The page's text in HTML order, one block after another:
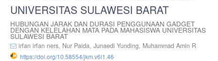
UNIVERSITAS SULAWESI BARAT
HUBUNGAN JARAK DAN DURASI PENGGUNAAN GADGET
DENGAN KELELAHAN MATA PADA MAHASISWA UNIVERSITAS
SULAWESI BARAT
irfan irfan ners, Nur Paida, Junaedi Yunding, Muhammad Amin R
https://doi.org/10.58554/jkm.v6i1.46